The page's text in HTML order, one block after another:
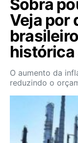
Sobra
Veja por
histórica
O aumento da
reduzindo o